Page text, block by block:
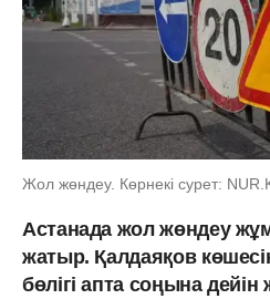
Жол жөндеу. Көрнекі сурет:
Астанада жол жөндеу
жатыр. Қалдаяқов
бөлігі апта соңына